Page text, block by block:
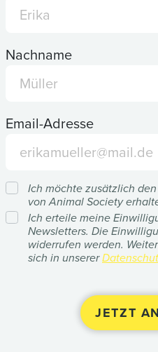
Nachname
Email-Adresse
Ich möchte zusätzlich
von Animal Society
Ich erteile meine
Newsletters. Die
widerrufen werden.
sich in unserer